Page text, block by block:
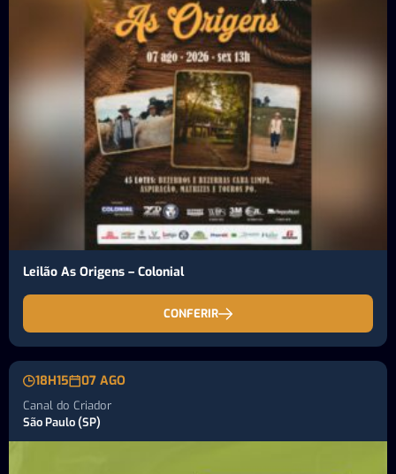
Leilão As Origens – Colonial
CONFERIR
18H15 07 AGO
Canal do Criador
São Paulo (SP)